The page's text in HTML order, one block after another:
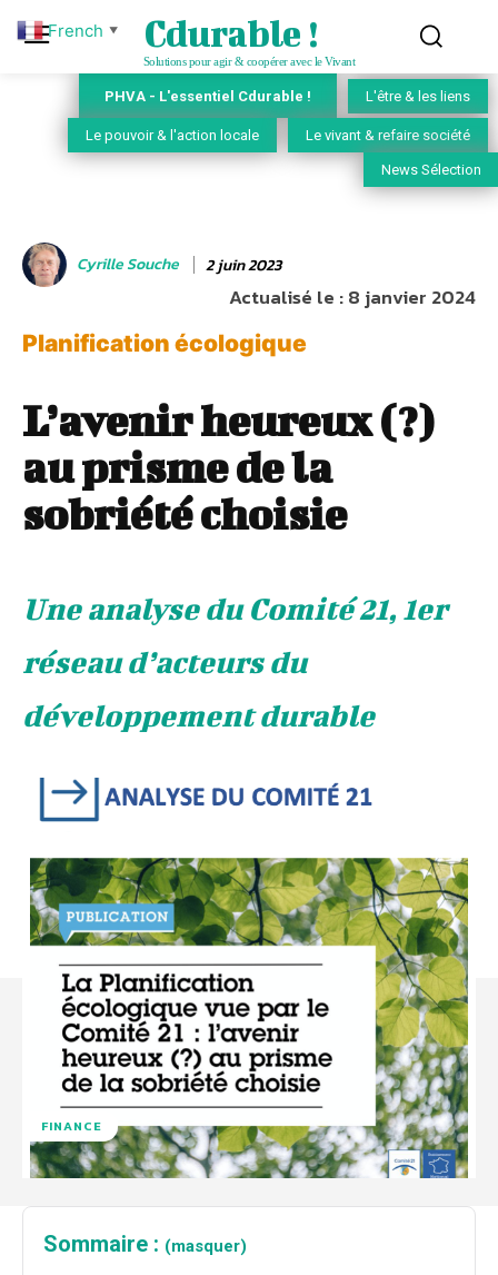
Cdurable !
Solutions pour agir & coopérer avec le Vivant
PHVA - L'essentiel Cdurable ! L'être & les liens
Le pouvoir & l'action locale Le vivant & refaire société
News Sélection
Cyrille Souche 2 juin 2023
Actualisé le :8 janvier 2024
Planification écologique
L’avenir heureux (?)
au prisme de la
sobriété choisie
Une analyse du Comité 21, 1er
réseau d’acteurs du
développement durable
FINANCE
Sommaire : (masquer)
French ▼